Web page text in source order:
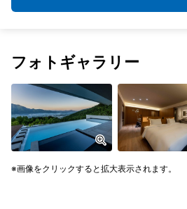
フォトギャラリー
画像をクリックすると拡大表示されます。